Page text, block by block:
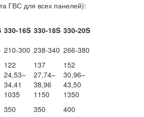
ГВС для всех панелей):
330-16S 330-18S 330-20S
210-300 238-340 266-380
122 137
152
24,53–
34,41
27,74–
38,96
30,96–
43,50
1035 1150
1350
350 350 400